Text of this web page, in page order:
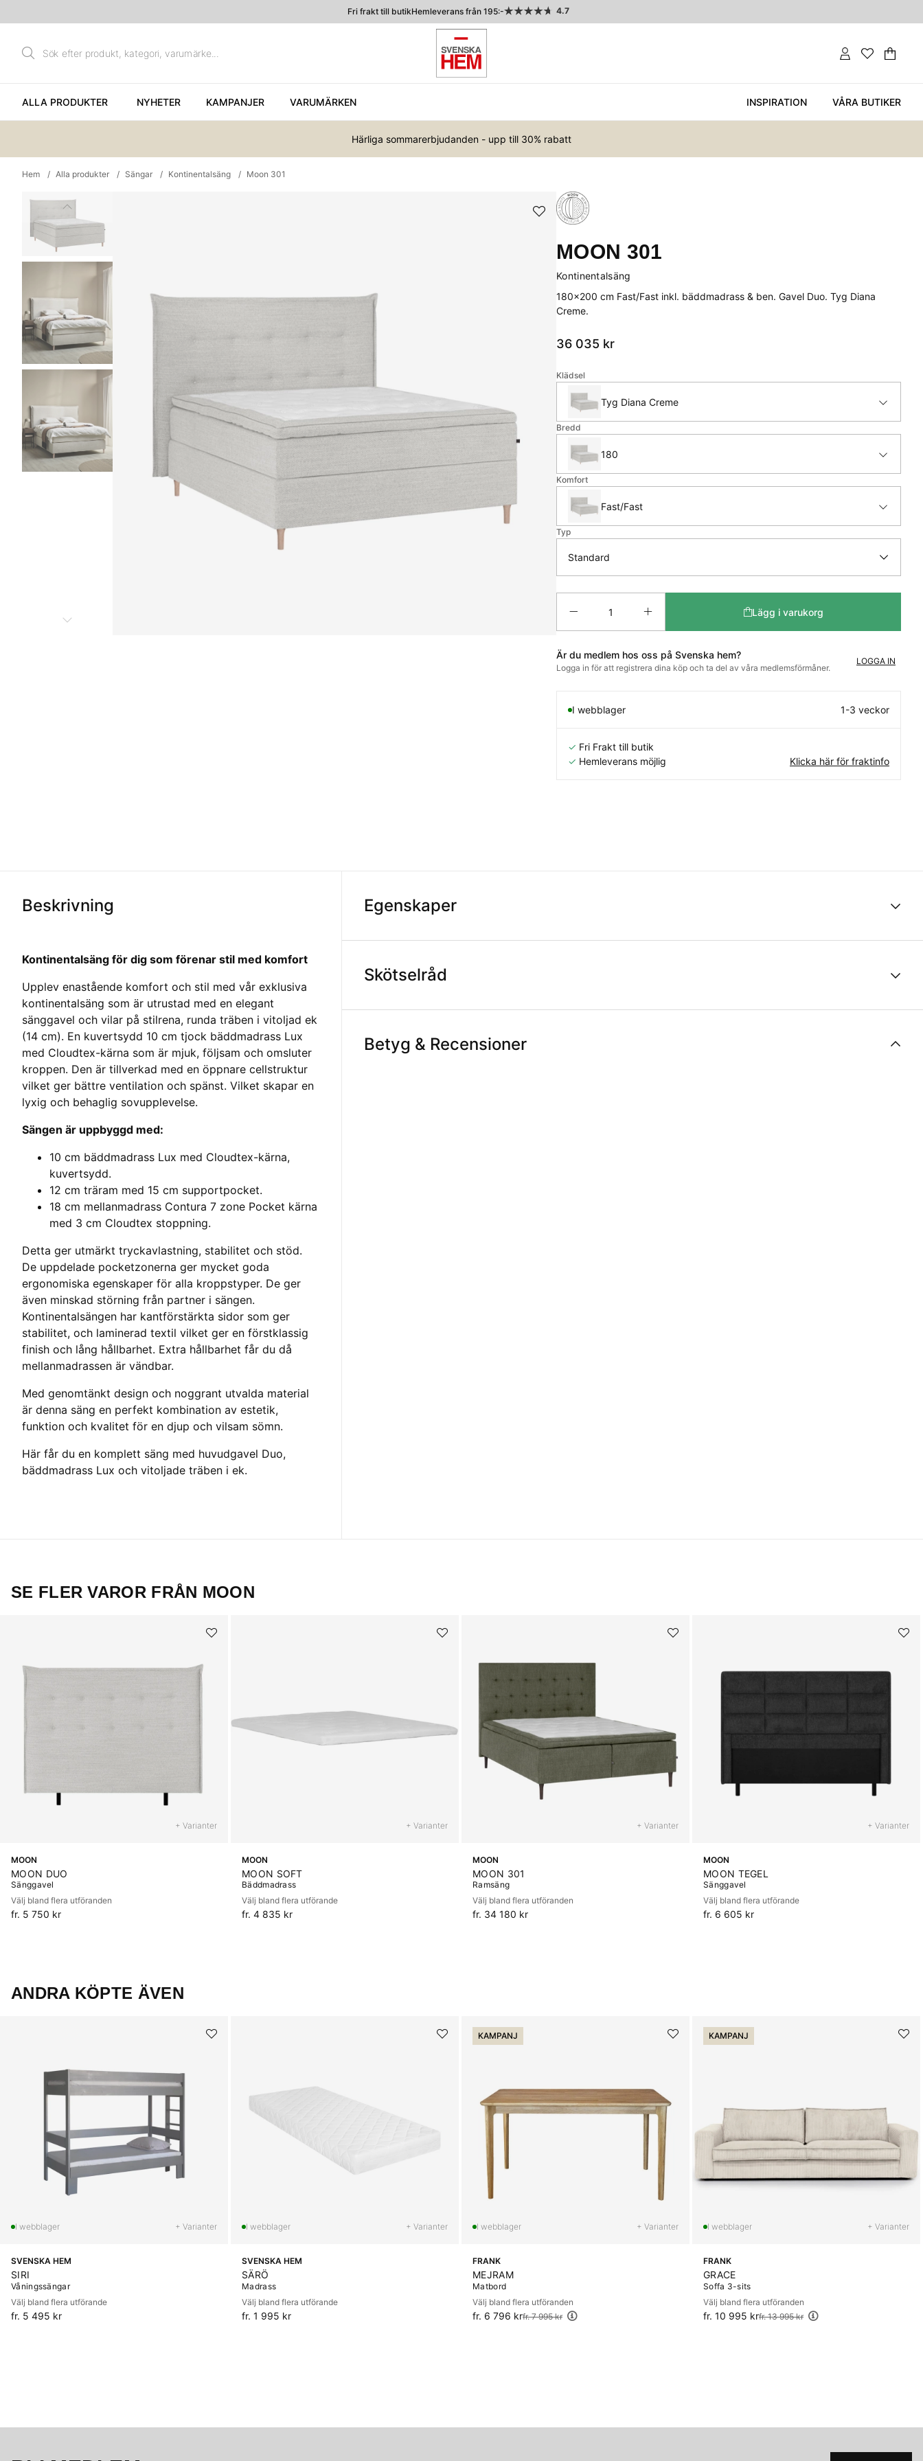
Fri frakt till butikHemleverans från 195:- 4.7
.
ALLA PRODUKTER NYHETER KAMPANJER VARUMÄRKEN INSPIRATION VÅRA BUTIKER
Härliga sommarerbjudanden - upp till 30% rabatt
Hem Alla produkter Sängar Kontinentalsäng Moon 301
Produktbilder
MOON 301
Kontinentalsäng
180x200 cm Fast/Fast inkl. bäddmadrass & ben. Gavel Duo. Tyg Diana
Creme.
36 035 kr
Klädsel
Tyg Diana Creme
Bredd
180
Komfort
Fast/Fast
Typ
Lägg i varukorg
Är du medlem hos oss på Svenska hem?
Logga in för att registrera dina köp och ta del av våra medlemsförmåner.
LOGGA IN
I webblager 1-3 veckor
✓ Fri Frakt till butik
✓ Hemleverans möjlig Klicka här för fraktinfo
Beskrivning
Kontinentalsäng för dig som förenar stil med komfort
Upplev enastående komfort och stil med vår exklusiva
kontinentalsäng som är utrustad med en elegant
sänggavel och vilar på stilrena, runda träben i vitoljad ek
(14 cm). En kuvertsydd 10 cm tjock bäddmadrass Lux
med Cloudtex-kärna som är mjuk, följsam och omsluter
kroppen. Den är tillverkad med en öppnare cellstruktur
vilket ger bättre ventilation och spänst. Vilket skapar en
lyxig och behaglig sovupplevelse.
Sängen är uppbyggd med:
10 cm bäddmadrass Lux med Cloudtex-kärna,
kuvertsydd.
12 cm träram med 15 cm supportpocket.
18 cm mellanmadrass Contura 7 zone Pocket kärna
med 3 cm Cloudtex stoppning.
Detta ger utmärkt tryckavlastning, stabilitet och stöd.
De uppdelade pocketzonerna ger mycket goda
ergonomiska egenskaper för alla kroppstyper. De ger
även minskad störning från partner i sängen.
Kontinentalsängen har kantförstärkta sidor som ger
stabilitet, och laminerad textil vilket ger en förstklassig
finish och lång hållbarhet. Extra hållbarhet får du då
mellanmadrassen är vändbar.
Med genomtänkt design och noggrant utvalda material
är denna säng en perfekt kombination av estetik,
funktion och kvalitet för en djup och vilsam sömn.
Här får du en komplett säng med huvudgavel Duo,
bäddmadrass Lux och vitoljade träben i ek.
Egenskaper
Skötselråd
Betyg & Recensioner
SE FLER VAROR FRÅN MOON
+ Varianter
MOON
MOON DUO
Sänggavel
Välj bland flera utföranden
fr. 5 750 kr
+ Varianter
MOON
MOON SOFT
Bäddmadrass
Välj bland flera utförande
fr. 4 835 kr
+ Varianter
MOON
MOON 301
Ramsäng
Välj bland flera utföranden
fr. 34 180 kr
+ Varianter
MOON
MOON TEGEL
Sänggavel
Välj bland flera utförande
fr. 6 605 kr
ANDRA KÖPTE ÄVEN
+ Varianter
SVENSKA HEM
SIRI
Våningssängar
Välj bland flera utförande
fr. 5 495 kr
+ Varianter
SVENSKA HEM
SÄRÖ
Madrass
Välj bland flera utförande
fr. 1 995 kr
KAMPANJ
+ Varianter
FRANK
MEJRAM
Matbord
Välj bland flera utföranden
fr. 6 796 kr
Ordinarie pris:fr. 7 995 kr
KAMPANJ
+ Varianter
FRANK
GRACE
Soffa 3-sits
Välj bland flera utföranden
fr. 10 995 kr
Ordinarie pris:fr. 13 995 kr